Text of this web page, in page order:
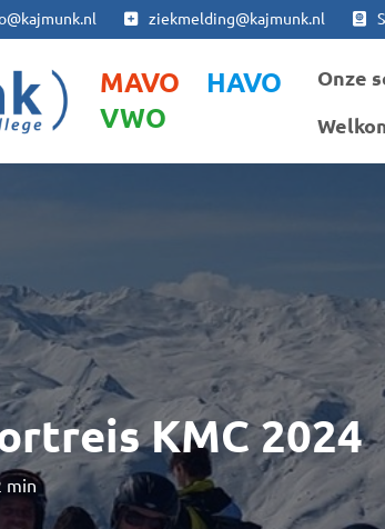
ziekmelding@kajmunk.nl
MAVO
HAVO
VWO
Onze
KMC 2024
min